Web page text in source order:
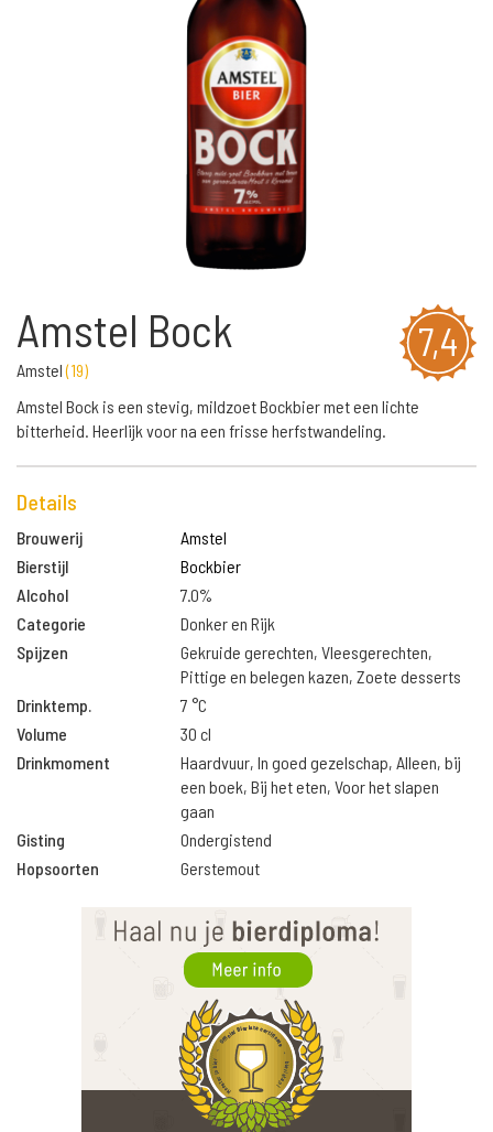
7,4
Amstel Bock
Amstel(19)
Amstel Bock is een stevig, mildzoet Bockbier met een lichte
bitterheid. Heerlijk voor na een frisse herfstwandeling.
Details
Brouwerij
Amstel
Bierstijl
Bockbier
Alcohol
7.0%
Categorie
Donker en Rijk
Spijzen
Gekruide gerechten, Vleesgerechten,
Pittige en belegen kazen, Zoete desserts
Drinktemp.
7 °C
Volume
30 cl
Drinkmoment
Haardvuur, In goed gezelschap, Alleen, bij
een boek, Bij het eten, Voor het slapen
gaan
Gisting
Ondergistend
Hopsoorten
Gerstemout